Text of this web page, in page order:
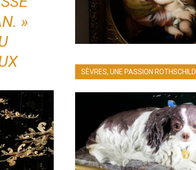
»
SÈVRES, UNE PASSION ROTHSCHILD